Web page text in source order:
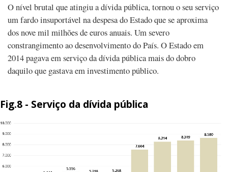
O nível brutal que atingiu a dívida pública, tornou o seu serviço
um fardo insuportável na despesa do Estado que se aproxima
dos nove mil milhões de euros anuais. Um severo
constrangimento ao desenvolvimento do País. O Estado em
2014 pagava em serviço da dívida pública mais do dobro
daquilo que gastava em investimento público.
Fig.8 - Serviço da dívida pública